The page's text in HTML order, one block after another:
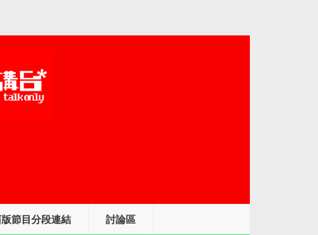
節目分段連結 討論區